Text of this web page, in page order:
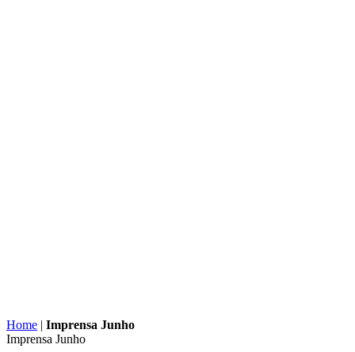
Home | Imprensa Junho
Imprensa Junho